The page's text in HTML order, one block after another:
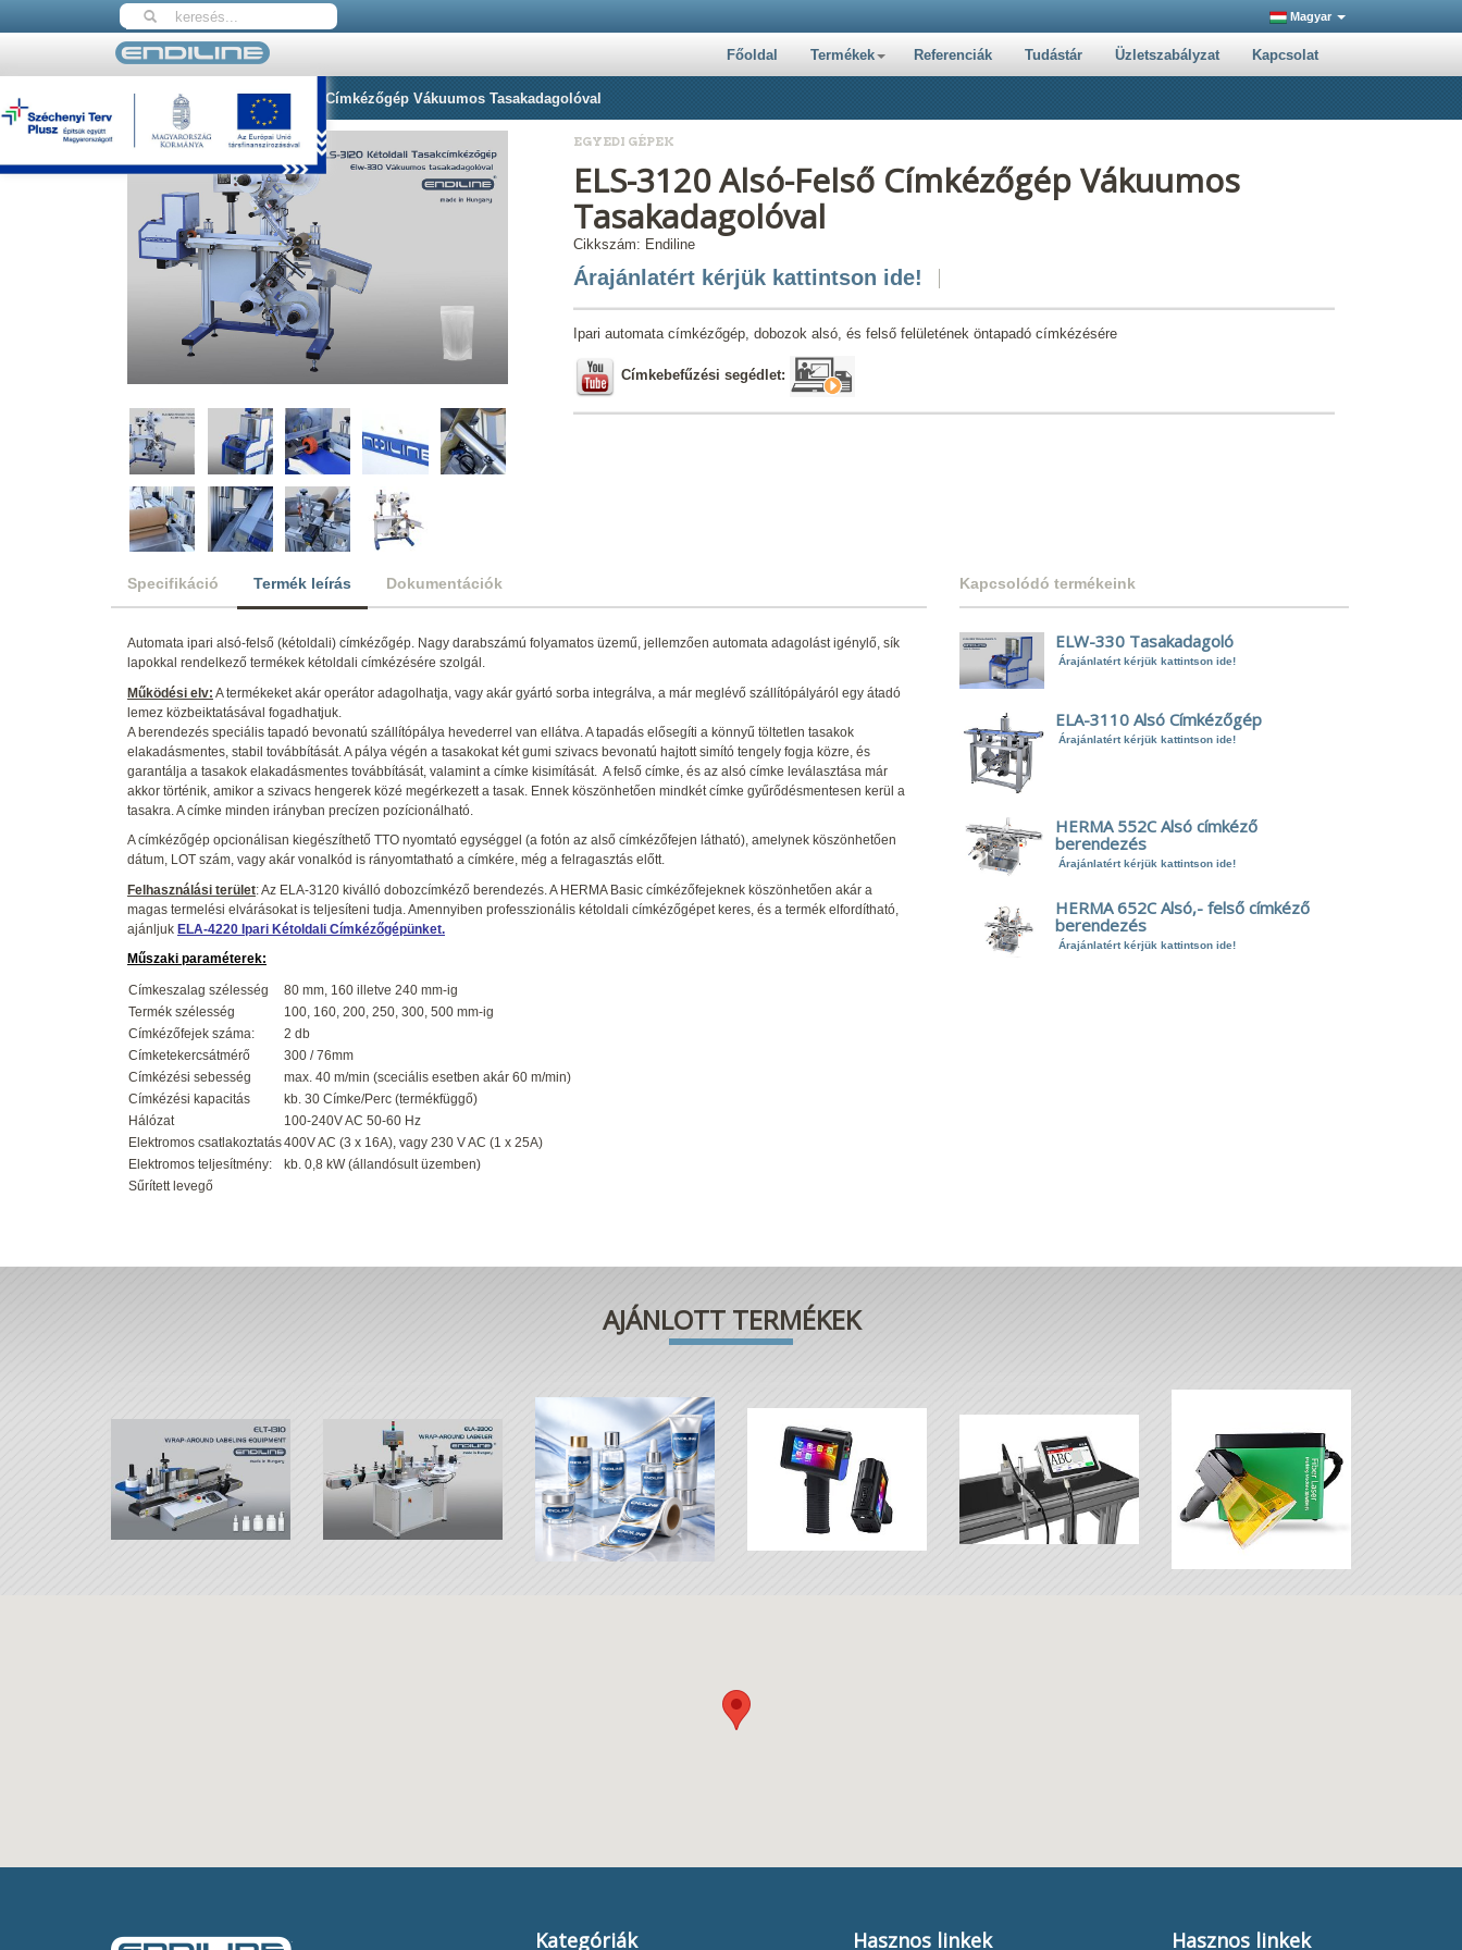
Magyar
Főoldal Termékek Referenciák Tudástár Üzletszabályzat Kapcsolat
Nyitólap ELS-3120 Alsó-Felső Címkézőgép Vákuumos Tasakadagolóval
EGYEDI GÉPEK
ELS-3120 Alsó-Felső Címkézőgép Vákuumos
Tasakadagolóval
Cikkszám: Endiline
Árajánlatért kérjük kattintson ide!
Ipari automata címkézőgép, dobozok alsó, és felső felületének öntapadó címkézésére
Címkebefűzési segédlet:
Specifikáció Termék leírás Dokumentációk
Automata ipari alsó-felső (kétoldali) címkézőgép. Nagy darabszámú folyamatos üzemű, jellemzően automata adagolást igénylő, sík
lapokkal rendelkező termékek kétoldali címkézésére szolgál.
Működési elv: A termékeket akár operátor adagolhatja, vagy akár gyártó sorba integrálva, a már meglévő szállítópályáról egy átadó
lemez közbeiktatásával fogadhatjuk.
A berendezés speciális tapadó bevonatú szállítópálya hevederrel van ellátva. A tapadás elősegíti a könnyű töltetlen tasakok
elakadásmentes, stabil továbbítását. A pálya végén a tasakokat két gumi szivacs bevonatú hajtott simító tengely fogja közre, és
garantálja a tasakok elakadásmentes továbbítását, valamint a címke kisimítását. A felső címke, és az alsó címke leválasztása már
akkor történik, amikor a szivacs hengerek közé megérkezett a tasak. Ennek köszönhetően mindkét címke gyűrődésmentesen kerül a
tasakra. A címke minden irányban precízen pozícionálható.
A címkézőgép opcionálisan kiegészíthető TTO nyomtató egységgel (a fotón az alső címkézőfejen látható), amelynek köszönhetően
dátum, LOT szám, vagy akár vonalkód is rányomtatható a címkére, még a felragasztás előtt.
Felhasználási terület: Az ELA-3120 kiválló dobozcímkéző berendezés. A HERMA Basic címkézőfejeknek köszönhetően akár a
magas termelési elvárásokat is teljesíteni tudja. Amennyiben professzionális kétoldali címkézőgépet keres, és a termék elfordítható,
ajánljuk ELA-4220 Ipari Kétoldali Címkézőgépünket.
Műszaki paraméterek:
Címkeszalag szélesség
80 mm, 160 illetve 240 mm-ig
Termék szélesség
100, 160, 200, 250, 300, 500 mm-ig
Címkézőfejek száma:
2 db
Címketekercsátmérő
300 / 76mm
Címkézési sebesség
max. 40 m/min (sceciális esetben akár 60 m/min)
Címkézési kapacitás
kb. 30 Címke/Perc (termékfüggő)
Hálózat
100-240V AC 50-60 Hz
Elektromos csatlakoztatás400V AC (3 x 16A), vagy 230 V AC (1 x 25A)
Elektromos teljesítmény:
kb. 0,8 kW (állandósult üzemben)
Sűrített levegő
Kapcsolódó termékeink
ELW-330 Tasakadagoló
Árajánlatért kérjük kattintson ide!
ELA-3110 Alsó Címkézőgép
Árajánlatért kérjük kattintson ide!
HERMA 552C Alsó címkéző
berendezés
Árajánlatért kérjük kattintson ide!
HERMA 652C Alsó,- felső címkéző
berendezés
Árajánlatért kérjük kattintson ide!
AJÁNLOTT TERMÉKEK
Kategóriák Hasznos linkek Hasznos linkek